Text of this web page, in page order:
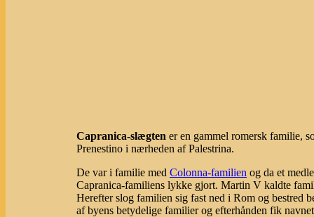
Capranica-slægten er en gammel romersk familie,
Prenestino i nærheden af Palestrina.
De var i familie med Colonna-familien og da et
Capranica-familiens lykke gjort. Martin V kaldte
Herefter slog familien sig fast ned i Rom og bestred
af byens betydelige familier og efterhånden fik